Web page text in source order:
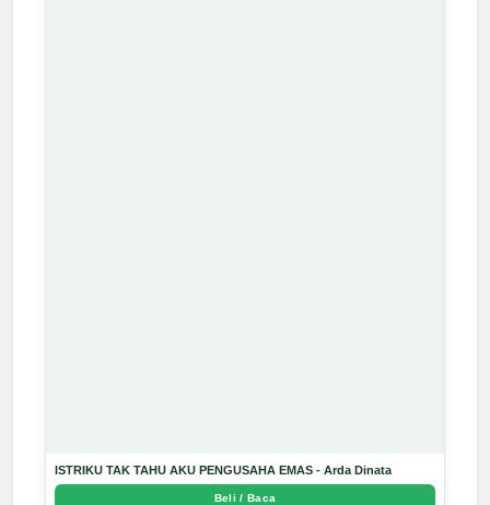
ISTRIKU TAK TAHU AKU PENGUSAHA EMAS - Arda Dinata
Beli / Baca